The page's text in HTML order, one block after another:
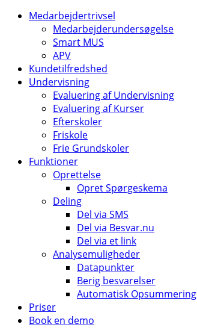
Medarbejdertrivsel
Medarbejderundersøgelse
Smart MUS
APV
Kundetilfredshed
Undervisning
Evaluering af Undervisning
Evaluering af Kurser
Efterskoler
Friskole
Frie Grundskoler
Funktioner
Oprettelse
Opret Spørgeskema
Deling
Del via SMS
Del via Besvar.nu
Del via et link
Analysemuligheder
Datapunkter
Berig besvarelser
Automatisk Opsummering
Priser
Book en demo